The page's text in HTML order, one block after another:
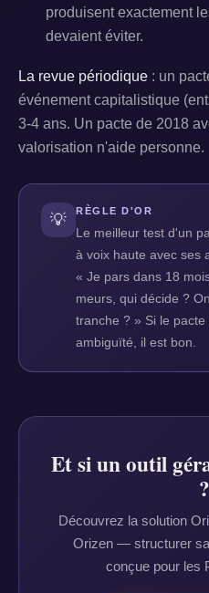
produisent exactement
devaient éviter.
La revue périodique : un
événement capitalistique
3-4 ans. Un pacte de 2018
valorisation n'aide personne.
💡 RÈGLE D'OR
Le meilleur test d'un
à voix haute avec ses
« Je pars dans 18
meurs, qui décide ?
tranche ? » Si le
ambiguïté, il est bon.
Et si un outil
?
Découvrez la solution
Orizen — structurer
conçue pour les